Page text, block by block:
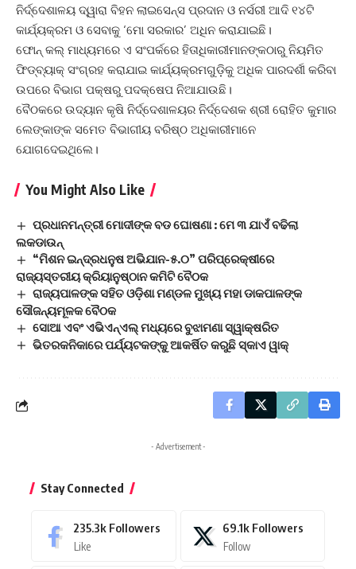
ନିର୍ଦ୍ଦେଶାଳୟ ଦ୍ୱାରା ବିହନ ଲାଇସେନ୍ସ ପ୍ରଦାନ ଓ ନର୍ସରୀ ଆଦି ୧୪ଟି
କାର୍ଯ୍ୟକ୍ରମ ଓ ସେବାକୁ ‘ମୋ ସରକାର’ ଅଧିନ କରାଯାଇଛି।
ଫୋନ୍‌ କଲ୍‌ ମାଧ୍ୟମରେ ଏ ସଂପର୍କରେ ହିତାଧିକାରୀମାନଙ୍କଠାରୁ ନିୟମିତ
ଫିଡ୍‌ବ୍ୟାକ୍‌ ସଂଗ୍ରହ କରାଯାଇ କାର୍ଯ୍ୟକ୍ରମଗୁଡ଼ିକୁ ଅଧିକ ପାରଦର୍ଶୀ କରିବା
ଉପରେ ବିଭାଗ ପକ୍ଷରୁ ପଦକ୍ଷେପ ନିଆଯାଉଛି।
ବୈଠକରେ ଉଦ୍ୟାନ କୃଷି ନିର୍ଦ୍ଦେଶାଳୟର ନିର୍ଦ୍ଦେଶକ ଶ୍ରୀ ରୋହିତ କୁମାର
ଲେଙ୍କାଙ୍କ ସମେତ ବିଭାଗୀୟ ବରିଷ୍ଠ ଅଧିକାରୀମାନେ
ଯୋଗଦେଇଥିଲେ।
You Might Also Like
ପ୍ରଧାନମନ୍ତ୍ରୀ ମୋଦୀଙ୍କ ବଡ ଘୋଷଣା : ମେ ୩ ଯାଏଁ ବଢିଲା
ଲକଡାଉନ୍
“ମିଶନ ଇନ୍ଦ୍ରଧନୁଷ ଅଭିଯାନ-୫.୦” ପରିପ୍ରେକ୍ଷୀରେ
ରାଜ୍ୟସ୍ତରୀୟ କ୍ରିୟାନୁଷ୍ଠାନ କମିଟି ବୈଠକ
ରାଜ୍ୟପାଳଙ୍କ ସହିତ ଓଡ଼ିଶା ମଣ୍ଡଳ ମୁଖ୍ୟ ମହା ଡାକପାଳଙ୍କ
ସୌଜନ୍ୟମୂଳକ ବୈଠକ
ସୋଆ ଏବଂ ଏଭିଏନ୍‌ଏଲ୍ ମଧ୍ୟରେ ବୁଝାମଣା ସ୍ୱାକ୍ଷରିତ
ଭିତରକନିକାରେ ପର୍ଯ୍ୟଟକଙ୍କୁ ଆକର୍ଷିତ କରୁଛି ସ୍କାଏ ୱାକ୍‌
- Advertisement -
Stay Connected
235.3k Followers
Like
69.1k Followers
Follow